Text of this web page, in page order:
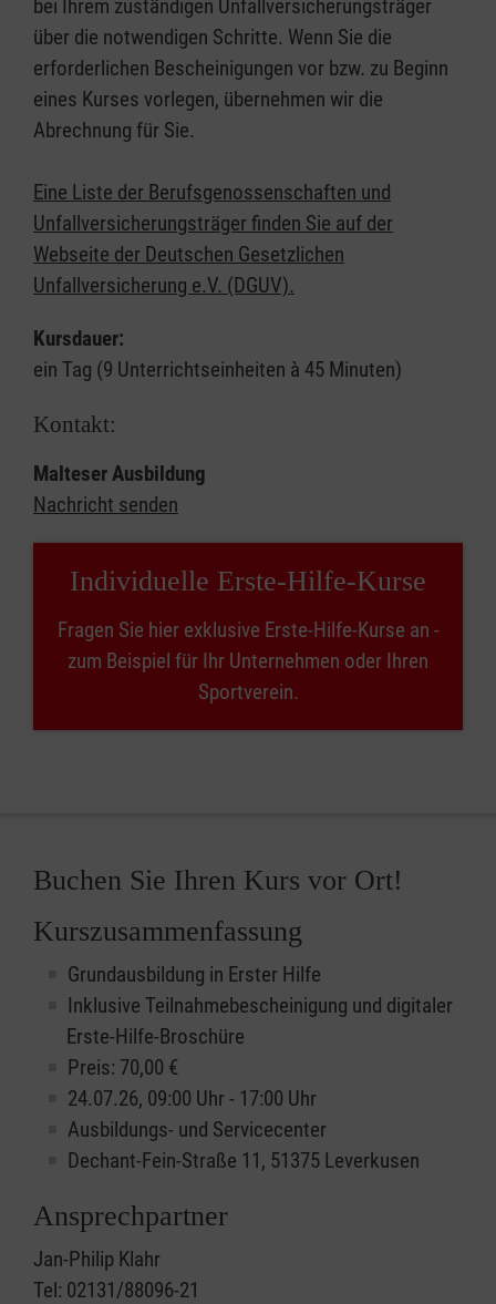
bei Ihrem zuständigen Unfallversicherungsträger
über die notwendigen Schritte. Wenn Sie die
erforderlichen Bescheinigungen vor bzw. zu Beginn
eines Kurses vorlegen, übernehmen wir die
Abrechnung für Sie.
Eine Liste der Berufsgenossenschaften und
Unfallversicherungsträger finden Sie auf der
Webseite der Deutschen Gesetzlichen
Unfallversicherung e.V. (DGUV).
Kursdauer:
ein Tag (9 Unterrichtseinheiten à 45 Minuten)
Kontakt:
Malteser Ausbildung
Nachricht senden
Individuelle Erste-Hilfe-Kurse
Fragen Sie hier exklusive Erste-Hilfe-Kurse an -
zum Beispiel für Ihr Unternehmen oder Ihren
Sportverein.
Buchen Sie Ihren Kurs vor Ort!
Kurszusammenfassung
Grundausbildung in Erster Hilfe
Inklusive Teilnahmebescheinigung und digitaler
Erste-Hilfe-Broschüre
Preis: 70,00 €
24.07.26, 09:00 Uhr - 17:00 Uhr
Ausbildungs- und Servicecenter
Dechant-Fein-Straße 11, 51375 Leverkusen
Ansprechpartner
Jan-Philip Klahr
Tel: 02131/88096-21